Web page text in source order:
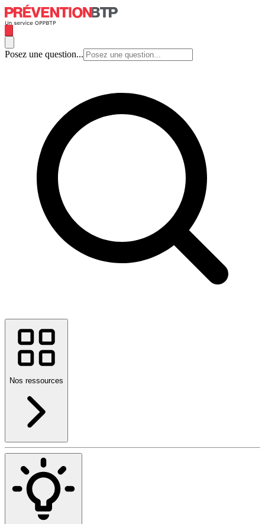
Posez une question...
Nos ressources